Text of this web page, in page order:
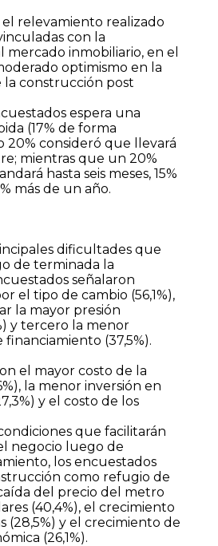
relevamiento realizado
con la
mercado inmobiliario, en el
optimismo en la
la construcción post
espera una
(17% de forma
20% consideró que llevará
mientras que un 20%
hasta seis meses, 15%
más de un año.
dificultades que
de terminada la
señalaron
el tipo de cambio (56,1%),
la mayor presión
y tercero la menor
(37,5%).
el mayor costo de la
la menor inversión en
y el costo de los
que facilitarán
negocio luego de
los encuestados
como refugio de
del precio del metro
(40,4%), el crecimiento
(28,5%) y el crecimiento de
(26,1%).